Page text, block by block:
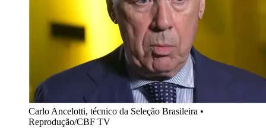
Carlo Ancelotti, técnico da Seleção Brasileira •
Reprodução/CBF TV